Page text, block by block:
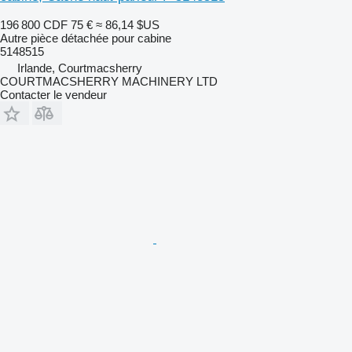
196 800 CDF 75 € ≈ 86,14 $US
Autre pièce détachée pour cabine
5148515
Irlande, Courtmacsherry
COURTMACSHERRY MACHINERY LTD
Contacter le vendeur